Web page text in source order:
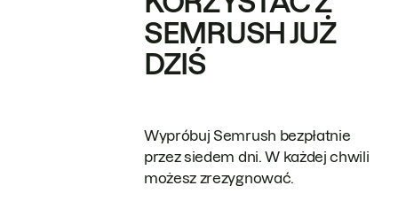
SEMRUSH JUŻ
DZIŚ
Wypróbuj Semrush bezpłatnie
przez siedem dni. W każdej chwili
możesz zrezygnować.